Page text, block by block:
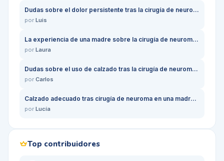
Dudas sobre el dolor persistente tras la cirugía de neuroma en mis pies
por Luis
La experiencia de una madre sobre la cirugía de neuroma en sus pies
por Laura
Dudas sobre el uso de calzado tras la cirugía de neuroma de Morton en enfermeras
por Carlos
Calzado adecuado tras cirugía de neuroma en una madre trabajadora
por Lucía
Top contribuidores